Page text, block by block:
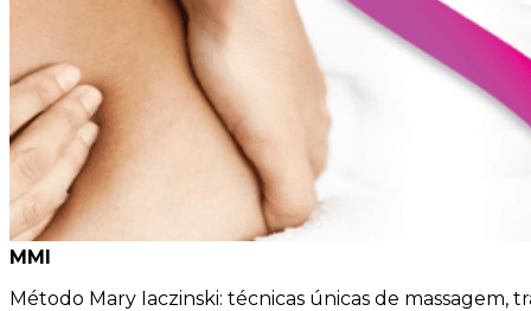
MMI
Método Mary Iaczinski: técnicas únicas de massagem,